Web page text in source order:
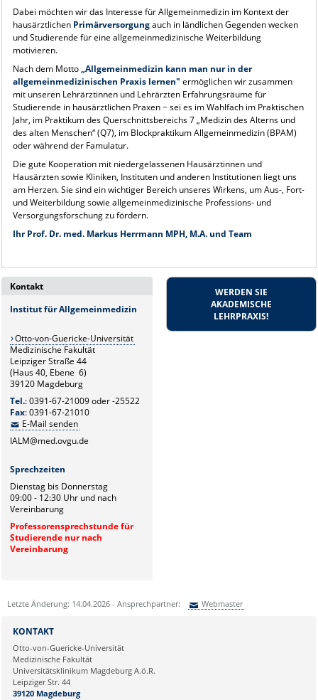
Dabei möchten wir das Interesse für Allgemeinmedizin im Kontext der
hausärztlichen Primärversorgungauch in ländlichen Gegenden wecken
und Studierende für eine allgemeinmedizinische Weiterbildung
motivieren.
Nach dem Motto„Allgemeinmedizin kann man nur in der
allgemeinmedizinischen Praxis lernen" ermöglichen wir zusammen
mit unseren Lehrärztinnen und Lehrärzten Erfahrungsräume für
Studierende in hausärztlichen Praxen − sei es im Wahlfach im Praktischen
Jahr, im Praktikum des Querschnittsbereichs 7 „Medizin des Alterns und
des alten Menschen“ (Q7), im Blockpraktikum Allgemeinmedizin (BPAM)
oder während der Famulatur.
Die gute Kooperation mit niedergelassenen Hausärztinnen und
Hausärzten sowie Kliniken, Instituten und anderen Institutionen liegt uns
am Herzen. Sie sind ein wichtiger Bereich unseres Wirkens, um Aus-, Fort-
und Weiterbildung sowie allgemeinmedizinische Professions- und
Versorgungsforschung zu fördern.
Ihr Prof. Dr. med. Markus Herrmann MPH, M.A. und Team
Kontakt
Institut für Allgemeinmedizin
Otto-von-Guericke-Universität
Medizinische Fakultät
Leipziger Straße 44
(Haus 40, Ebene 6)
39120 Magdeburg
Tel.: 0391-67-21009 oder -25522
Fax: 0391-67-21010
E-Mail senden
IALM@med.ovgu.de
Sprechzeiten
Dienstag bis Donnerstag
09:00 - 12:30 Uhr und nach
Vereinbarung
Professorensprechstunde für
Studierende nur nach
Vereinbarung
WERDEN SIE
AKADEMISCHE
LEHRPRAXIS!
Letzte Änderung: 14.04.2026 - Ansprechpartner: Webmaster
Sie können eine Nachricht versenden an:
Ihre E-Mailadresse:
Ihr Anliegen:
KONTAKT
Otto-von-Guericke-Universität
Medizinische Fakultät
Universitätsklinikum Magdeburg A.ö.R.
Leipziger Str. 44
39120 Magdeburg